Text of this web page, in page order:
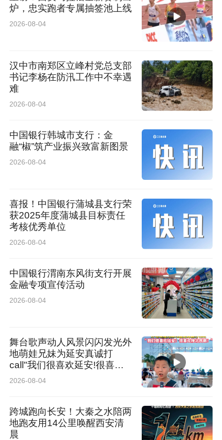
炉，忠实跑者专属抽签池上线
2026-08-04
汉中市南郑区立峰村党总支部
书记李杨在防汛工作中不幸遇
难
2026-08-04
中国银行韩城市支行：金
融“椒”筑产业振兴致富新图景
2026-08-04
喜报！中国银行蒲城县支行荣
获2025年度蒲城县目标责任
考核优秀单位
2026-08-04
中国银行渭南东风街支行开展
金融专项宣传活动
2026-08-04
舞台歌声动人风景闪闪发光外
地萌娃兄妹为延安真诚打
call"我们很喜欢延安!很喜欢
陕北民歌!“
2026-08-04
跨城跑向长安！大秦之水陪两
地跑友用14公里唤醒西安清
晨